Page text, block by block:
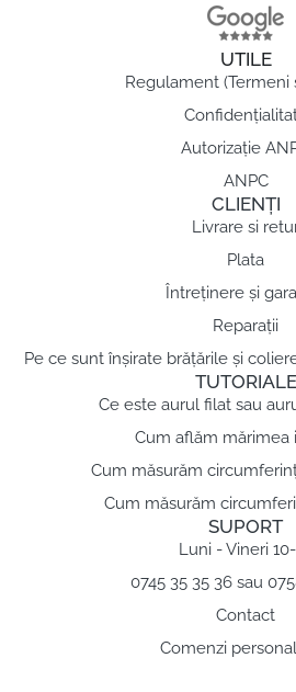
UTILE
Regulament (Termeni
Autorizație
ANPC
CLIENȚI
Livrare si
Plata
Întreținere și
Reparații
Pe ce sunt înșirate brățările și
TUTORIALE
Ce este aurul filat sau
Cum aflăm mărimea
Cum măsurăm
Cum măsurăm
SUPORT
Luni - Vineri
0745 35 35 36 sau
Contact
Comenzi